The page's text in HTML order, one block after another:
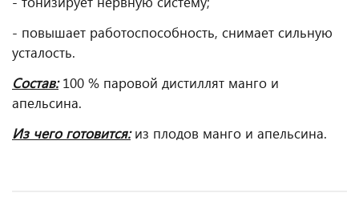
- повышает работоспособность, снимает сильную
усталость.
Состав:100 % паровой дистиллят манго и
апельсина.
Из чего готовится:из плодов манго и апельсина.